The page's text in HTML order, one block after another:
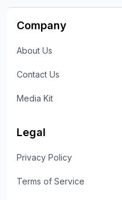
Company
About Us
Contact Us
Media Kit
Legal
Privacy Policy
Terms of Service